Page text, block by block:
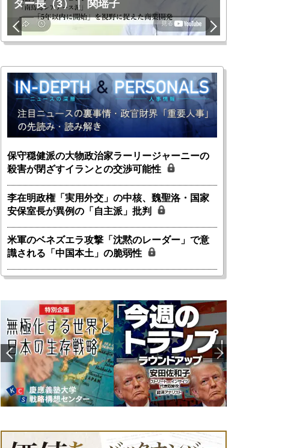
ター長（3）｜ 関瑶子
保守穏健派の大物政治家ラーリージャーニーの
殺害が閉ざすイランとの交渉可能性
李在明政権「実用外交」の中核、魏聖洛・国家
安保室長が異例の「自主派」批判
米軍のベネズエラ攻撃「沈黙のレーダー」で意
識される「中国本土」の脆弱性